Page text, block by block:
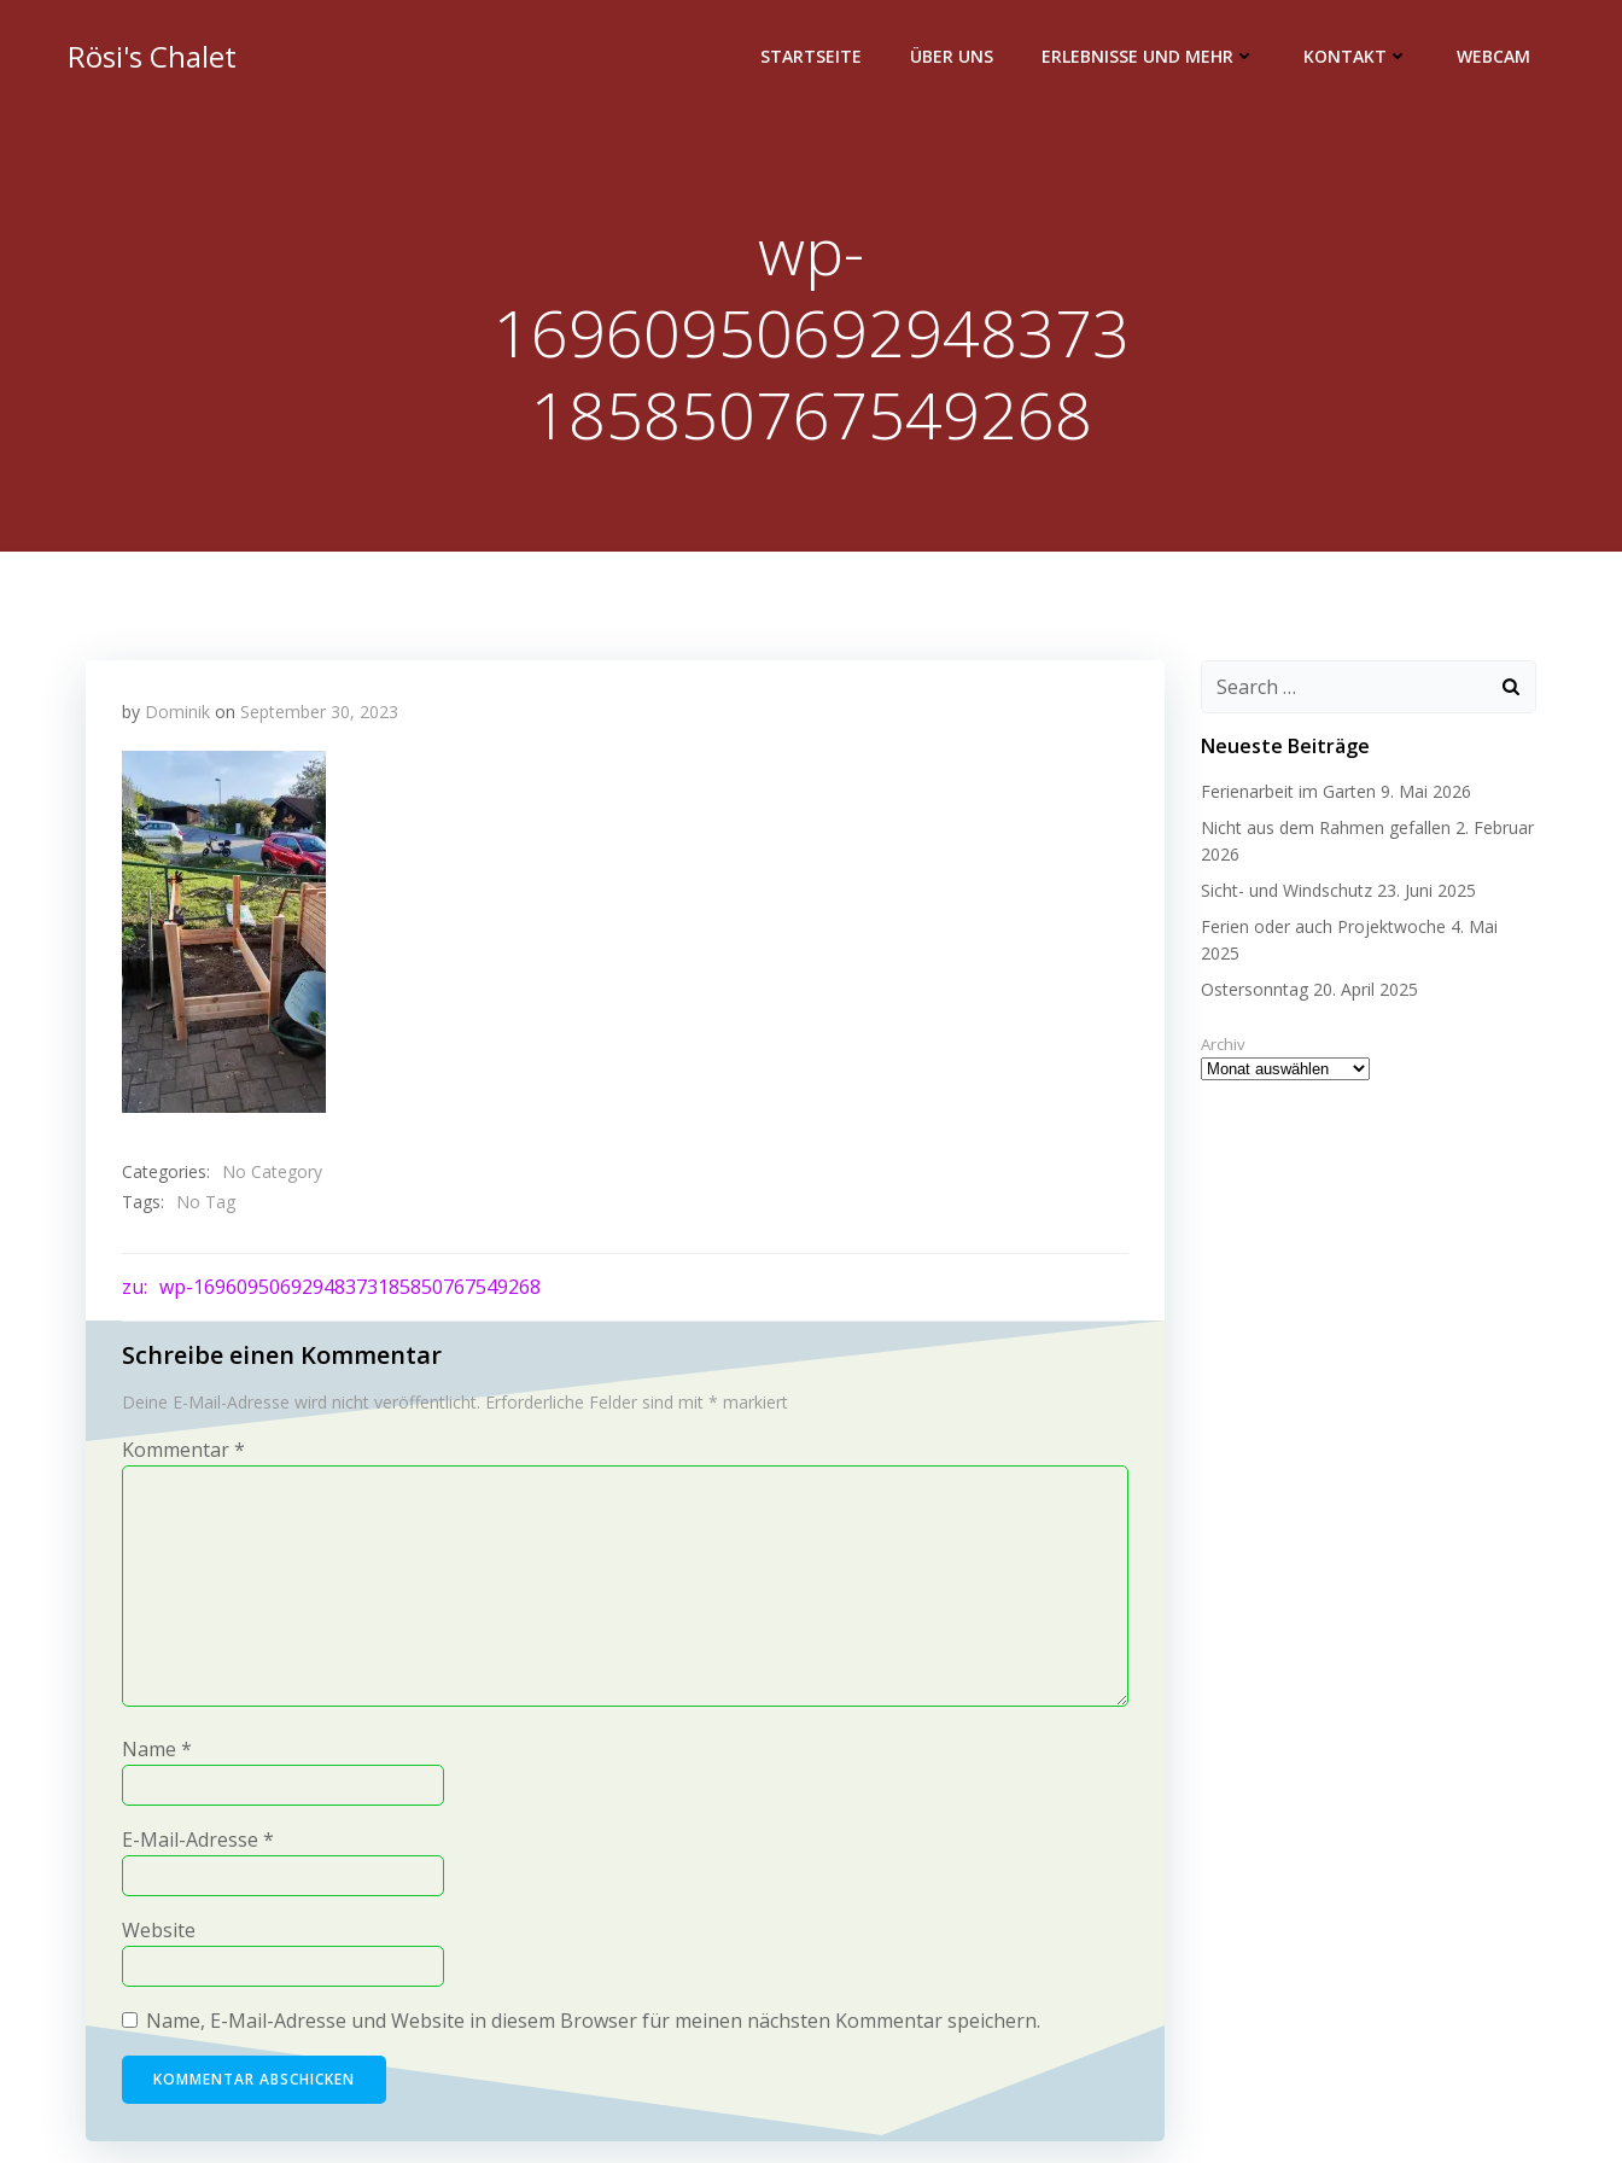
springenRösi's Chalet STARTSEITE ÜBER UNS ERLEBNISSE UND MEHR KONTAKT WEBCAM
wp-
16960950692948373
185850767549268
by Dominik on September 30, 2023
Categories:
No Category
Tags:
No Tag
Post
navigation
zu: wp-16960950692948373185850767549268
Schreibe einen Kommentar
Deine E-Mail-Adresse wird nicht veröffentlicht. Erforderliche Felder sind mit * markiert
Kommentar*
Name *
E-Mail-Adresse *
Website
Name, E-Mail-Adresse und Website in diesem Browser für meinen nächsten Kommentar speichern.
Search
Neueste Beiträge
Ferienarbeit im Garten 9. Mai 2026
Nicht aus dem Rahmen gefallen 2. Februar
2026
Sicht- und Windschutz 23. Juni 2025
Ferien oder auch Projektwoche 4. Mai
2025
Ostersonntag 20. April 2025
Archiv